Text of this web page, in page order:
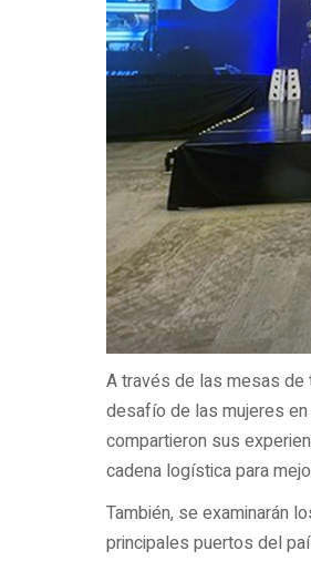
A través de las mesas de
desafío de las mujeres
compartieron sus
cadena logística para
También, se examinarán
principales puertos del